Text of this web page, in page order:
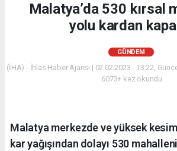
Malatya’da 530 kırsal
yolu kardan
GÜNDEM
(İHA) - İhlas Haber Ajansı | 02.02.2023 - 13:22,
6073+ kez okundu.
Malatya merkezde ve yüksek
kar yağışından dolayı 530